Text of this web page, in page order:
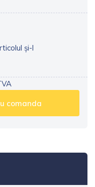
și-l
comanda